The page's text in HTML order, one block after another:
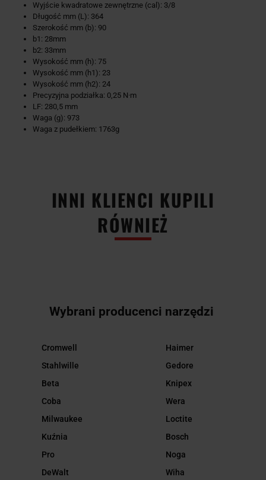
Wyjście kwadratowe zewnętrzne (cal): 3/8
Długość mm (L): 364
Szerokość mm (b): 90
b1: 28mm
b2: 33mm
Wysokość mm (h): 75
Wysokość mm (h1): 23
Wysokość mm (h2): 24
Precyzyjna podziałka: 0,25 N·m
LF: 280,5 mm
Waga (g): 973
Waga z pudełkiem: 1763g
INNI KLIENCI KUPILI
RÓWNIEŻ
Wybrani producenci narzędzi
Cromwell
Stahlwille
Beta
Coba
Milwaukee
Kuźnia
Pro
DeWalt
Haimer
Gedore
Knipex
Wera
Loctite
Bosch
Noga
Wiha